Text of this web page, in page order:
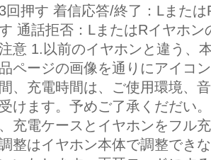
回押す 着信応答/終了：Lまた
通話拒否：LまたはRイヤホ
意 1.以前のイヤホンと違う、
ページの画像を通りにアイコ
、充電時間は、ご使用環境、
けます。予めご了承くだだい
充電ケースとイヤホンをフル
整はイヤホン本体で調整でき